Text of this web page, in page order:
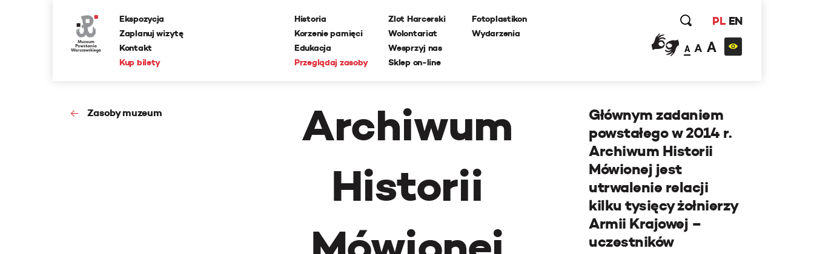
Ekspozycja
Zaplanuj wizytę
Kontakt
Kup bilety
Historia
Korzenie pamięci
Edukacja
Przeglądaj zasoby
Zlot Harcerski
Wolontariat
Wesprzyj nas
Sklep on-line
Fotoplastikon
Wydarzenia
PL EN
A A A
Zasoby muzeum
Archiwum
Historii
Głównym zadaniem
powstałego w 2014 r.
Archiwum Historii
Mówionej jest
utrwalenie relacji
kilku tysięcy żołnierzy
Armii Krajowej –
uczestników